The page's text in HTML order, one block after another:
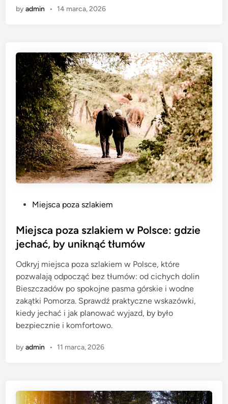
byadmin • 14 marca, 2026
s
t
e
d
i
n
Miejsca poza szlakiem
Miejsca poza szlakiem w Polsce: gdzie
jechać, by uniknąć tłumów
Odkryj miejsca poza szlakiem w Polsce, które
pozwalają odpocząć bez tłumów: od cichych dolin
Bieszczadów po spokojne pasma górskie i wodne
zakątki Pomorza. Sprawdź praktyczne wskazówki,
kiedy jechać i jak planować wyjazd, by było
bezpiecznie i komfortowo.
byadmin • 11 marca, 2026